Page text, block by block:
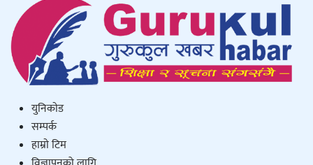
युनिकाेड
सम्पर्क
हाम्राे टिम